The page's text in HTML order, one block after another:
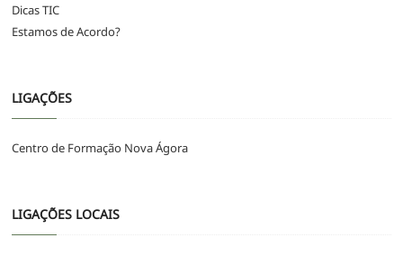
Dicas TIC
Estamos de Acordo?
LIGAÇÕES
Centro de Formação Nova Ágora
LIGAÇÕES LOCAIS